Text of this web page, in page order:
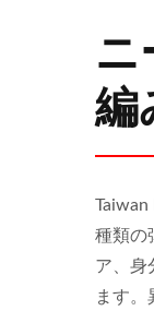
編
種類の
ア、身
ます。